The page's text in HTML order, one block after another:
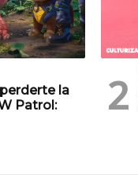
la
Patrol: